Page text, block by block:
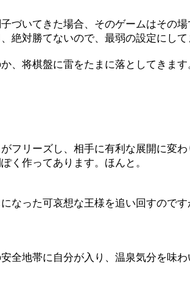
いてきた場合、そのゲームはその場
絶対勝てないので、最弱の設定にして
将棋盤に雷をたまに落としてきます
フリーズし、相手に有利な展開に変わ
く作ってあります。ほんと。
なった可哀想な王様を追い回すので
地帯に自分が入り、温泉気分を味